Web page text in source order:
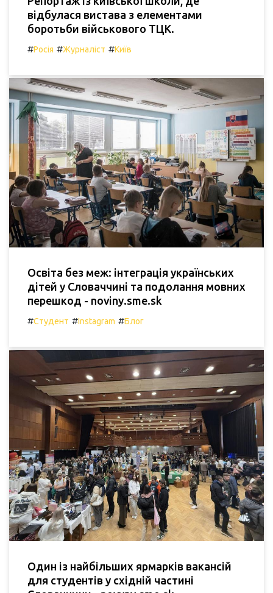
відбулася вистава з елементами
боротьби військового ТЦК.
#Росія #Журналіст #Київ
Освіта без меж: інтеграція українських
дітей у Словаччині та подолання мовних
перешкод - noviny.sme.sk
#Студент #Instagram #Блог
Один із найбільших ярмарків вакансій
для студентів у східній частині